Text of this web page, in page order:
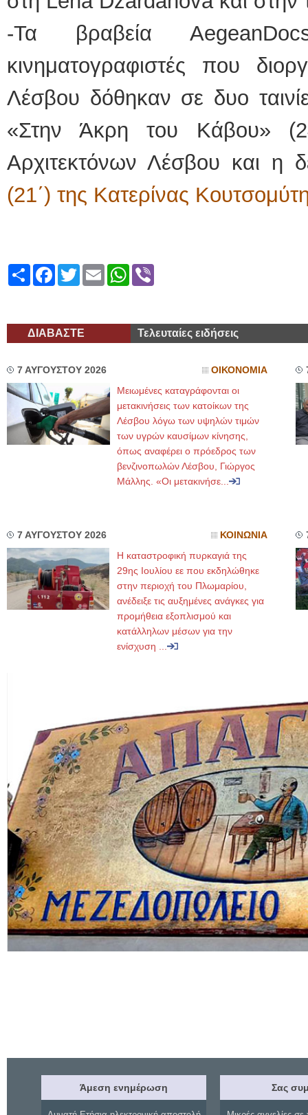
-Τα βραβεία AegeanDocs
κινηματογραφιστές που
Λέσβου δόθηκαν σε δυο
«Στην Άκρη του Κάβου»
Αρχιτεκτόνων Λέσβου και η
(21΄) της Κατερίνας
ShareFacebook
TwitterEmailWhatsApp
ΔΙΑΒΑΣΤΕ Τελευταίες ειδήσεις
7 ΑΥΓΟΥΣΤΟΥ 2026 ΟΙΚΟΝΟΜΙΑ
Μειωμένες καταγράφονται οι
μετακινήσεις των κατοίκων της
Λέσβου λόγω των υψηλών τιμών
των υγρών καυσίμων κίνησης,
όπως αναφέρει ο πρόεδρος των
βενζινοπωλών Λέσβου, Γιώργος
Μάλλης. «Οι μετακινήσε...
7 ΑΥΓΟΥΣΤΟΥ 2026 ΚΟΙΝΩΝΙΑ
Η καταστροφική πυρκαγιά της
29ης Ιουλίου εε που εκδηλώθηκε
στην περιοχή του Πλωμαρίου,
ανέδειξε τις αυξημένες ανάγκες για
προμήθεια εξοπλισμού και
κατάλληλων μέσων για την
ενίσχυση ...
Άμεση ενημέρωση Σας